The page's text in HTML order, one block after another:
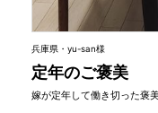
兵庫県・yu-san様
定年のご褒美
嫁が定年して働き切った褒